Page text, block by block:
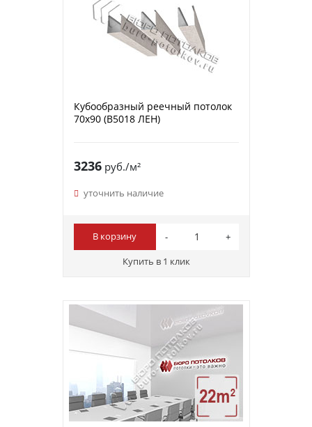
Кубообразный реечный потолок
70х90 (B5018 ЛЕН)
3236руб./м²
уточнить наличие
В корзину
Купить в 1 клик